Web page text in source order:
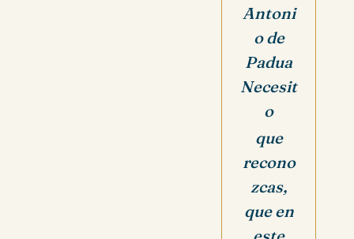
Antoni
o de
Padua
Necesit
o
que
recono
zcas,
que en